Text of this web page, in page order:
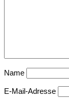
Name
E-Mail-Adresse